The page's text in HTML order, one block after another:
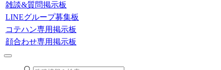
雑談&質問掲示板
LINEグループ募集板
コテハン専用掲示板
顔合わせ専用掲示板